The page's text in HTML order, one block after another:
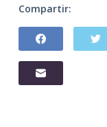
Compartir: